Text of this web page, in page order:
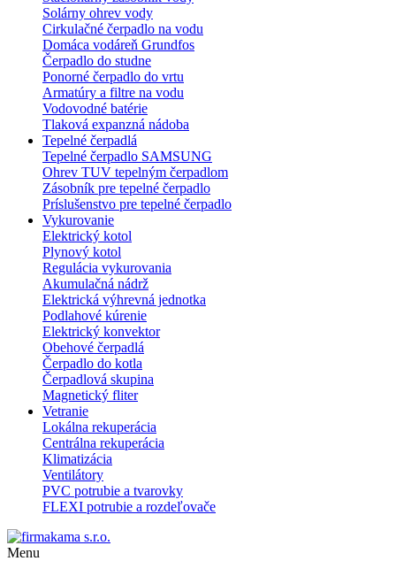
Solárny ohrev vody
Cirkulačné čerpadlo na vodu
Domáca vodáreň Grundfos
Čerpadlo do studne
Ponorné čerpadlo do vrtu
Armatúry a filtre na vodu
Vodovodné batérie
Tlaková expanzná nádoba
Tepelné čerpadlá
Tepelné čerpadlo SAMSUNG
Ohrev TUV tepelným čerpadlom
Zásobník pre tepelné čerpadlo
Príslušenstvo pre tepelné čerpadlo
Vykurovanie
Elektrický kotol
Plynový kotol
Regulácia vykurovania
Akumulačná nádrž
Elektrická výhrevná jednotka
Podlahové kúrenie
Elektrický konvektor
Obehové čerpadlá
Čerpadlo do kotla
Čerpadlová skupina
Magnetický fliter
Vetranie
Lokálna rekuperácia
Centrálna rekuperácia
Klimatizácia
Ventilátory
PVC potrubie a tvarovky
FLEXI potrubie a rozdeľovače
Menu